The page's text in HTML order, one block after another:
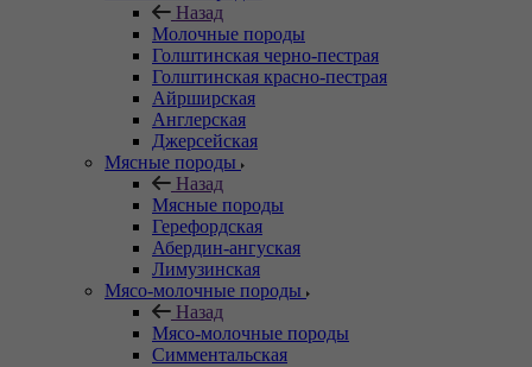
Назад
Молочные породы
Голштинская черно-пестрая
Голштинская красно-пестрая
Айрширская
Англерская
Джерсейская
Мясные породы
Назад
Мясные породы
Герефордская
Абердин-ангуская
Лимузинская
Мясо-молочные породы
Назад
Мясо-молочные породы
Симментальская